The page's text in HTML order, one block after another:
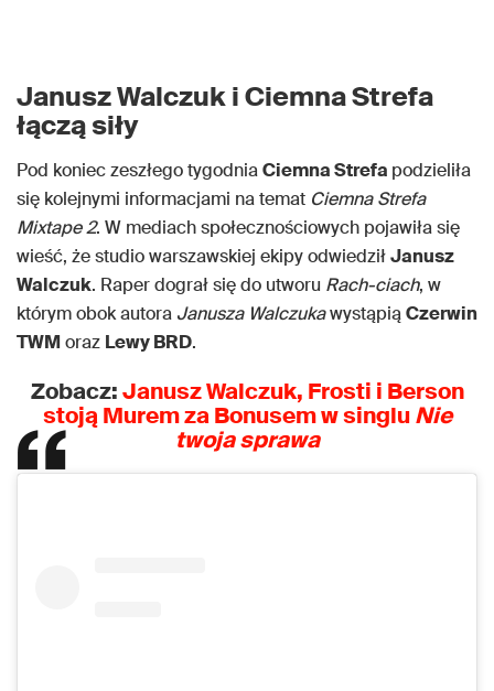
Janusz Walczuk i Ciemna Strefa
łączą siły
Pod koniec zeszłego tygodniaCiemna Strefa podzieliła
się kolejnymi informacjami na temat Ciemna Strefa
Mixtape 2. W mediach społecznościowych pojawiła się
wieść, że studio warszawskiej ekipy odwiedziłJanusz
Walczuk. Raper dograł się do utworu Rach-ciach, w
którym obok autora Janusza WalczukawystąpiąCzerwin
TWMoraz Lewy BRD.
Zobacz:Janusz Walczuk, Frosti i Berson
stoją Murem za Bonusem w singluNie
twoja sprawa